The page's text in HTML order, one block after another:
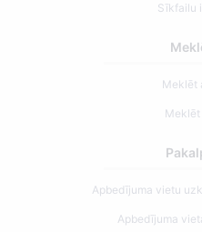
Sīkfailu
Meklēt
Apbedījuma vietu
Apbedījuma